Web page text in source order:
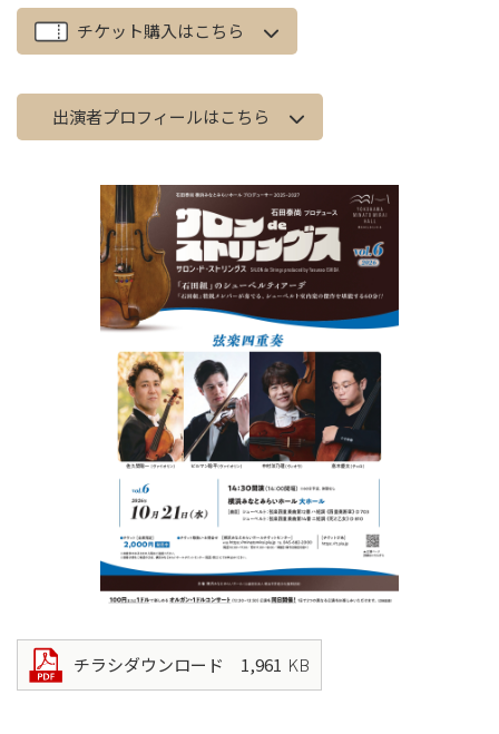
チケット購入はこちら
出演者プロフィールはこちら
チラシダウンロード 1,961 KB